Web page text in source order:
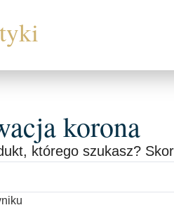
korona
którego szukasz?